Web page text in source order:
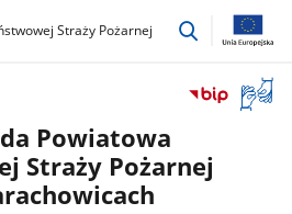
Straży Pożarnej
przejdź
okno
Powiatowa
Straży Pożarnej